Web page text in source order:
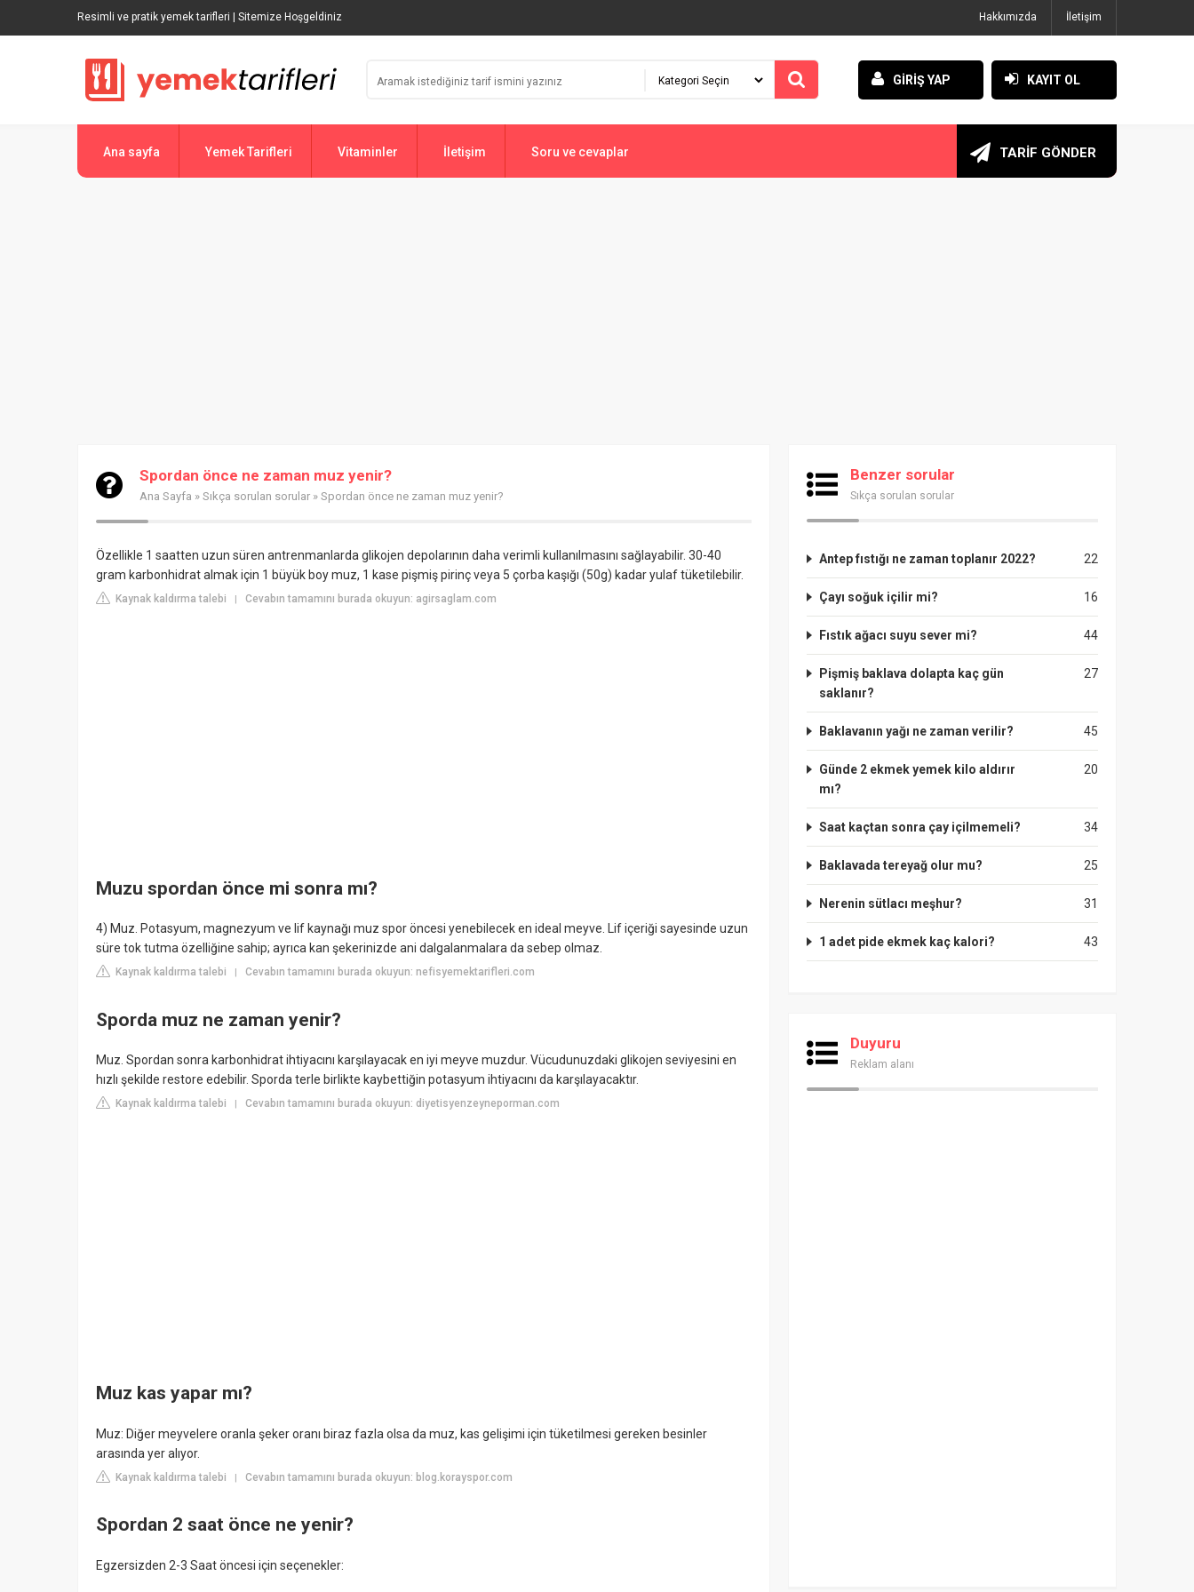
Resimli ve pratik yemek tarifleri | Sitemize Hoşgeldiniz Hakkımızda İletişim
GİRİŞ YAP KAYIT OL
Ana sayfa Yemek Tarifleri Vitaminler İletişim Soru ve cevaplar TARİF GÖNDER
Spordan önce ne zaman muz yenir?
Ana Sayfa » Sıkça sorulan sorular » Spordan önce ne zaman muz yenir?
Özellikle 1 saatten uzun süren antrenmanlarda glikojen depolarının daha verimli kullanılmasını sağlayabilir. 30-40
gram karbonhidrat almak için 1 büyük boy muz, 1 kase pişmiş pirinç veya 5 çorba kaşığı (50g) kadar yulaf tüketilebilir.
Kaynak kaldırma talebi | Cevabın tamamını burada okuyun: agirsaglam.com
Muzu spordan önce mi sonra mı?
4) Muz. Potasyum, magnezyum ve lif kaynağı muz spor öncesi yenebilecek en ideal meyve. Lif içeriği sayesinde uzun
süre tok tutma özelliğine sahip; ayrıca kan şekerinizde ani dalgalanmalara da sebep olmaz.
Kaynak kaldırma talebi Cevabın tamamını burada okuyun: nefisyemektarifleri.com
Sporda muz ne zaman yenir?
Muz. Spordan sonra karbonhidrat ihtiyacını karşılayacak en iyi meyve muzdur. Vücudunuzdaki glikojen seviyesini en
hızlı şekilde restore edebilir. Sporda terle birlikte kaybettiğin potasyum ihtiyacını da karşılayacaktır.
Kaynak kaldırma talebi Cevabın tamamını burada okuyun: diyetisyenzeyneporman.com
Muz kas yapar mı?
Muz: Diğer meyvelere oranla şeker oranı biraz fazla olsa da muz, kas gelişimi için tüketilmesi gereken besinler
arasında yer alıyor.
Kaynak kaldırma talebi | Cevabın tamamını burada okuyun: blog.korayspor.com
Spordan 2 saat önce ne yenir?
Egzersizden 2-3 Saat öncesi için seçenekler:
Benzer sorular
Sıkça sorulan sorular
22
Antep fıstığı ne zaman toplanır 2022?
16
Çayı soğuk içilir mi?
44
Fıstık ağacı suyu sever mi?
27
Pişmiş baklava dolapta kaç gün
saklanır?
45
Baklavanın yağı ne zaman verilir?
20
Günde 2 ekmek yemek kilo aldırır
mı?
34
Saat kaçtan sonra çay içilmemeli?
25
Baklavada tereyağ olur mu?
31
Nerenin sütlacı meşhur?
43
1 adet pide ekmek kaç kalori?
Duyuru
Reklam alanı